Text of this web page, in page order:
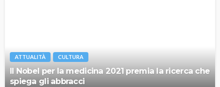
ATTUALITÀ CULTURA
Il Nobel per la medicina 2021 premia la ricerca che
spiega gli abbracci